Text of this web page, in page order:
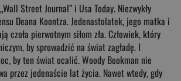
Street Journal” i Usa Today. Niezwykły
Deana Koontza. Jedenastolatek, jego matka i
czoła pierwotnym siłom zła. Człowiek, który
by sprowadzić na świat zagładę. I
by ten świat ocalić. Woody Bookman nie
przez jedenaście lat życia. Nawet wtedy, gdy